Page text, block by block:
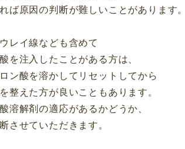
ば原因の判断が難しいことがあります。
レイ線なども含めて
を注入したことがある方は、
ン酸を溶かしてリセットしてから
整えた方が良いこともあります。
溶解剤の適応があるかどうか、
させていただきます。